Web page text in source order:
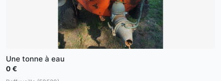
Une tonne à eau
0 €